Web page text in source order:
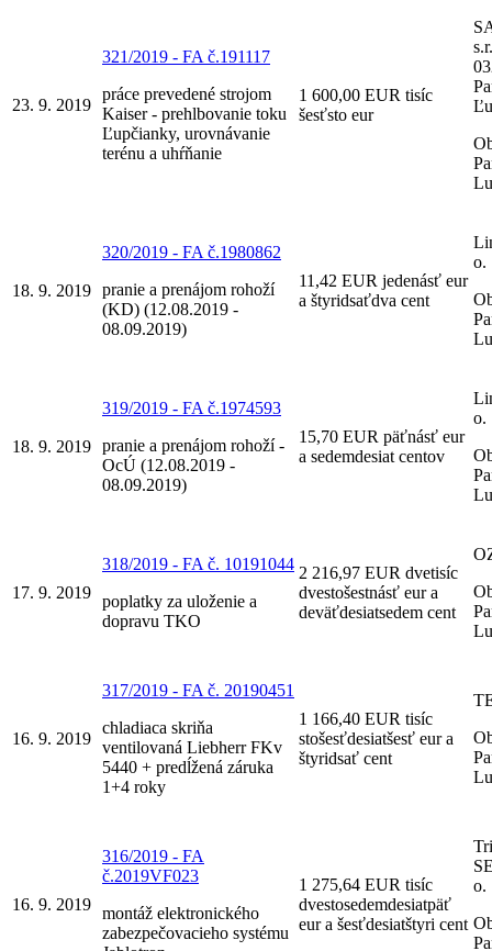
23. 9. 2019
321/2019 - FA č.191117
práce prevedené strojom
Kaiser - prehlbovanie toku
Ľupčianky, urovnávanie
terénu a uhŕňanie
1 600,00 EUR tisíc
šesťsto eur
18. 9. 2019
320/2019 - FA č.1980862
pranie a prenájom rohoží
(KD) (12.08.2019 -
08.09.2019)
11,42 EUR jedenásť eur
a štyridsaťdva cent
o.
18. 9. 2019
319/2019 - FA č.1974593
pranie a prenájom rohoží -
OcÚ (12.08.2019 -
08.09.2019)
15,70 EUR päťnásť eur
a sedemdesiat centov
o.
17. 9. 2019
318/2019 - FA č. 10191044
poplatky za uloženie a
dopravu TKO
2 216,97 EUR dvetisíc
dvestošestnásť eur a
deväťdesiatsedem cent
16. 9. 2019
317/2019 - FA č. 20190451
chladiaca skriňa
ventilovaná Liebherr FKv
5440 + predĺžená záruka
1+4 roky
1 166,40 EUR tisíc
stošesťdesiatšesť eur a
štyridsať cent
16. 9. 2019
316/2019 - FA
č.2019VF023
montáž elektronického
zabezpečovacieho systému
1 275,64 EUR tisíc
dvestosedemdesiatpäť
eur a šesťdesiatštyri cent
o.